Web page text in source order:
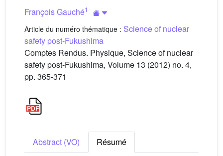
François Gauché1
Article du numéro thématique : Science of nuclear
safety post-Fukushima
Comptes Rendus. Physique, Science of nuclear
safety post-Fukushima, Volume 13 (2012) no. 4,
pp. 365-371
Abstract (VO)
Résumé